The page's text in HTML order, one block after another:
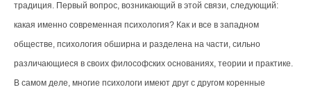
традиция. Первый вопрос, возникающий в этой связи, следующий:
какая именно современная психология? Как и все в западном
обществе, психология обширна и разделена на части, сильно
различающиеся в своих философских основаниях, теории и практике.
В самом деле, многие психологи имеют друг с другом коренные